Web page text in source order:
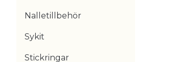
Nalletillbehör
Sykit
Stickringar